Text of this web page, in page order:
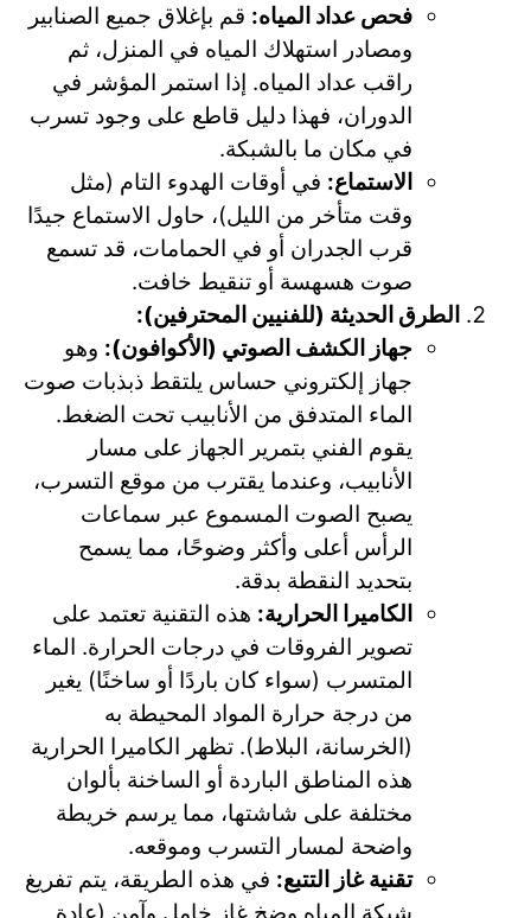
فحص عداد المياه: قم بإغلاق جميع الصنابير
ومصادر استهلاك المياه في المنزل، ثم
راقب عداد المياه. إذا استمر المؤشر في
الدوران، فهذا دليل قاطع على وجود تسرب
في مكان ما بالشبكة.
الاستماع: في أوقات الهدوء التام (مثل
وقت متأخر من الليل)، حاول الاستماع جيدًا
قرب الجدران أو في الحمامات، قد تسمع
صوت هسهسة أو تنقيط خافت.
الطرق الحديثة (للفنيين المحترفين):
جهاز الكشف الصوتي (الأكوافون): وهو
جهاز إلكتروني حساس يلتقط ذبذبات صوت
الماء المتدفق من الأنابيب تحت الضغط.
يقوم الفني بتمرير الجهاز على مسار
الأنابيب، وعندما يقترب من موقع التسرب،
يصبح الصوت المسموع عبر سماعات
الرأس أعلى وأكثر وضوحًا، مما يسمح
بتحديد النقطة بدقة.
الكاميرا الحرارية: هذه التقنية تعتمد على
تصوير الفروقات في درجات الحرارة. الماء
المتسرب (سواء كان باردًا أو ساخنًا) يغير
من درجة حرارة المواد المحيطة به
(الخرسانة، البلاط). تظهر الكاميرا الحرارية
هذه المناطق الباردة أو الساخنة بألوان
مختلفة على شاشتها، مما يرسم خريطة
واضحة لمسار التسرب وموقعه.
تقنية غاز التتبع: في هذه الطريقة، يتم تفريغ
شبكة المياه وضخ غاز خامل وآمن (عادة